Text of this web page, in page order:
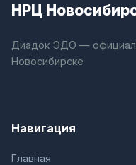
НРЦ
Диадок ЭДО —
Новосибирске
Навигация
Главная